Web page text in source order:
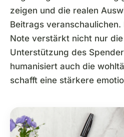
zeigen und die realen
Beitrags veranschaulichen.
Note verstärkt nicht nur
Unterstützung des
humanisiert auch die
schafft eine stärkere